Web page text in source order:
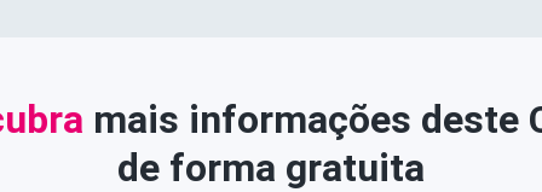
mais informações deste
de forma gratuita